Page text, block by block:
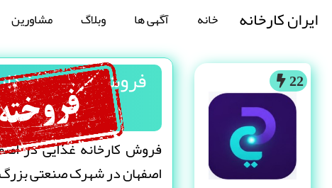
ایران کارخانه خانه آگهی ها وبلاگ مشاورین
22
فروش کارخانه
فروش کارخانه غذایی در
اصفهان در شهرک صنعتی